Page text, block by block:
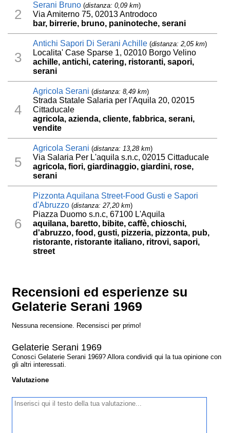
2
Serani Bruno (distanza: 0,09 km)
Via Amiterno 75, 02013 Antrodoco
bar, birrerie, bruno, paninoteche, serani
3
Antichi Sapori Di Serani Achille (distanza: 2,05 km)
Localita' Case Sparse 1, 02010 Borgo Velino
achille, antichi, catering, ristoranti, sapori,
serani
4
Agricola Serani (distanza: 8,49 km)
Strada Statale Salaria per l'Aquila 20, 02015
Cittaducale
agricola, azienda, cliente, fabbrica, serani,
vendite
5
Agricola Serani (distanza: 13,28 km)
Via Salaria Per L'aquila s.n.c, 02015 Cittaducale
agricola, fiori, giardinaggio, giardini, rose,
serani
6
Pizzonta Aquilana Street-Food Gusti e Sapori
d'Abruzzo (distanza: 27,20 km)
Piazza Duomo s.n.c, 67100 L'Aquila
aquilana, baretto, bibite, caffè, chioschi,
d'abruzzo, food, gusti, pizzeria, pizzonta, pub,
ristorante, ristorante italiano, ritrovi, sapori,
street
Recensioni ed esperienze su
Gelaterie Serani 1969
Nessuna recensione. Recensisci per primo!
Gelaterie Serani 1969
Conosci Gelaterie Serani 1969? Allora condividi qui la tua opinione con
gli altri interessati.
Valutazione